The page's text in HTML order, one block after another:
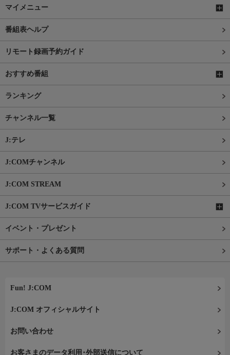
マイメニュー
番組表ヘルプ
リモート録画予約ガイド
おすすめ番組
ランキング
チャンネル一覧
J:テレ
J:COMチャンネル
J:COM STREAM
J:COM TVサービスガイド
イベント・プレゼント
サポート・よくある質問
Fun! J:COM
J:COM オフィシャルサイト
お問い合わせ
お客さまのデータ利用･外部送信について